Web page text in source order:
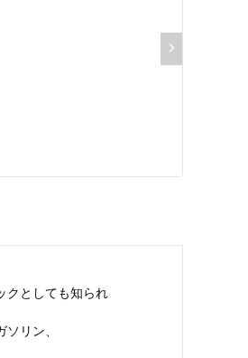
クとしても知られ
リン、